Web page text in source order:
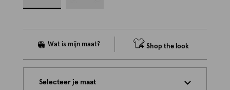
Shop the look
Selecteer je maat